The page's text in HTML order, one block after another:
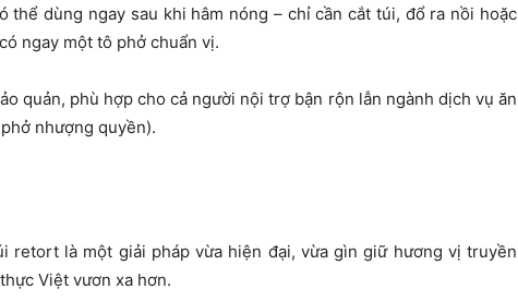
dùng ngay sau khi hâm nóng – chỉ cần cắt túi, đổ ra nồi hoặc
ngay một tô phở chuẩn vị.
quản, phù hợp cho cả người nội trợ bận rộn lẫn ngành dịch vụ ăn
nhượng quyền).
retort là một giải pháp vừa hiện đại, vừa gìn giữ hương vị truyền
Việt vươn xa hơn.